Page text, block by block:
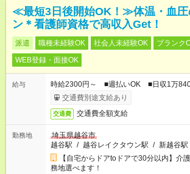
≪最短3日後開始OK！≫体温・血圧
ン＊看護師資格で高収入Get！
派遣 職種未経験OK 社会人未経験OK
ブランク
WEB登録・面接OK
給与
時給2300円～ ■週払いOK ■日収1万
交通費別途支給あり
交通費 交通費全額支給
勤務地
埼玉県越谷市
越谷駅 / 越谷レイクタウン駅 / 新越谷駅
【自宅からドアtoドアで30分以内】介
務地選べます！